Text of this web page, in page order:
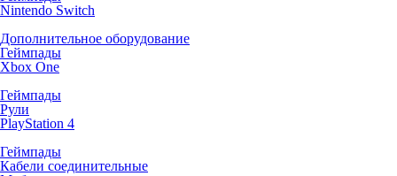
Nintendo Switch
Дополнительное оборудование
Геймпады
Xbox One
Геймпады
Рули
PlayStation 4
Геймпады
Кабели соединительные